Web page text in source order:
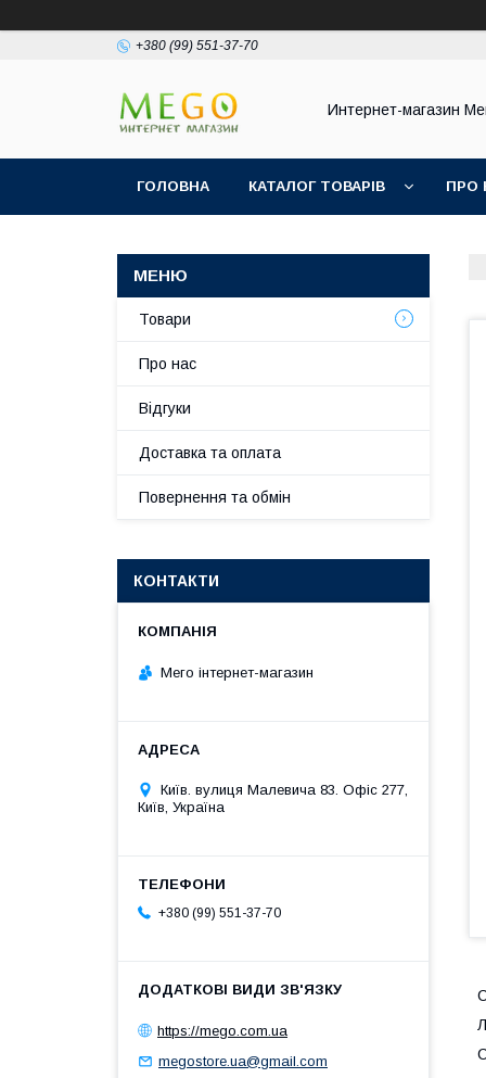
+380 (99) 551-37-70
Интернет-магазин
ГОЛОВНА КАТАЛОГ ТОВАРІВ ПРО
Товари
Про нас
Відгуки
Доставка та оплата
Повернення та обмін
КОНТАКТИ
Мего інтернет-магазин
Київ. вулиця Малевича 83. Офіс 277,
Київ, Україна
+380 (99) 551-37-70
https://mego.com.ua
megostore.ua@gmail.com